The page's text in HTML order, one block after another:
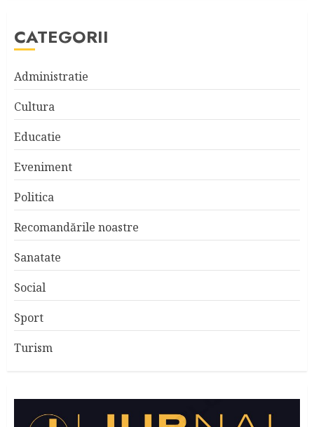
CATEGORII
Administratie
Cultura
Educatie
Eveniment
Politica
Recomandările noastre
Sanatate
Social
Sport
Turism